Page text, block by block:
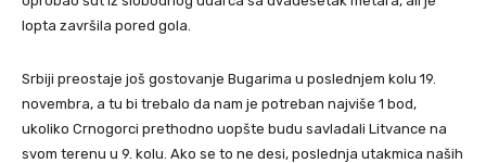
lopta završila pored gola.
Srbiji preostaje još gostovanje Bugarima u poslednjem kolu 19.
novembra, a tu bi trebalo da nam je potreban najviše 1 bod,
ukoliko Crnogorci prethodno uopšte budu savladali Litvance na
svom terenu u 9. kolu. Ako se to ne desi, poslednja utakmica naših